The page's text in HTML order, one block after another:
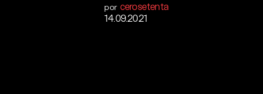
por cerosetenta
14.09.2021